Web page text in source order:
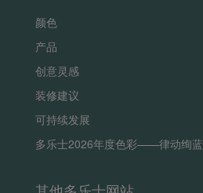
颜色
产品
创意灵感
装修建议
可持续发展
多乐士2026年度色彩——律动绚蓝